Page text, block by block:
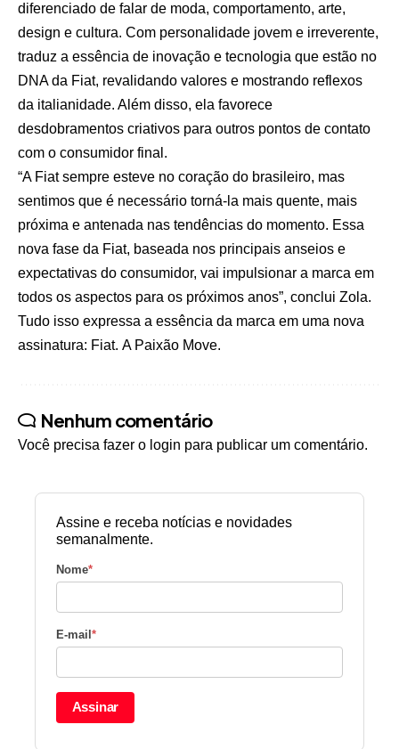
diferenciado de falar de moda, comportamento, arte,
design e cultura. Com personalidade jovem e irreverente,
traduz a essência de inovação e tecnologia que estão no
DNA da Fiat, revalidando valores e mostrando reflexos
da italianidade. Além disso, ela favorece
desdobramentos criativos para outros pontos de contato
com o consumidor final.
“A Fiat sempre esteve no coração do brasileiro, mas
sentimos que é necessário torná-la mais quente, mais
próxima e antenada nas tendências do momento. Essa
nova fase da Fiat, baseada nos principais anseios e
expectativas do consumidor, vai impulsionar a marca em
todos os aspectos para os próximos anos”, conclui Zola.
Tudo isso expressa a essência da marca em uma nova
assinatura: Fiat. A Paixão Move.
Nenhum comentário
Você precisa fazer o login para publicar um comentário.
Assine e receba notícias e novidades
semanalmente.
Nome*
E-mail *
Assinar